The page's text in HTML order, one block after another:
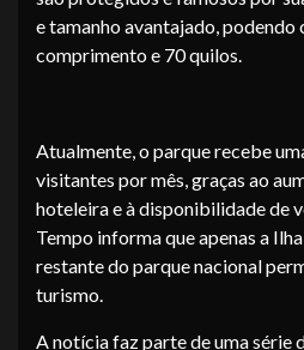
e tamanho avantajado, podendo
comprimento e 70 quilos.
Atualmente, o parque recebe
visitantes por mês, graças ao
hoteleira e à disponibilidade de
Tempo informa que apenas a
restante do parque nacional
turismo.
A notícia faz parte de uma série